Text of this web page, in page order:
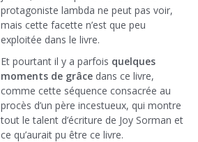
protagoniste lambda ne peut pas voir,
mais cette facette n’est que peu
exploitée dans le livre.
Et pourtant il y a parfois quelques
moments de grâce dans ce livre,
comme cette séquence consacrée au
procès d’un père incestueux, qui montre
tout le talent d’écriture de Joy Sorman et
ce qu’aurait pu être ce livre.